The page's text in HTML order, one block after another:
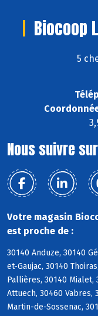
Biocoop
5
Nous suivre sur
Votre magasin
est proche de :
30140 Anduze, 30140
et-Gaujac, 30140
Pallières, 30140 Mialet,
Attuech, 30460 Vabres,
Martin-de-Sossenac,